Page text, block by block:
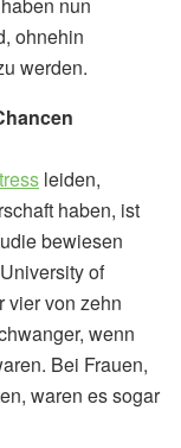
ohnehin
werden.
leiden,
haben, ist
bewiesen
of
vier von zehn
wenn
Bei Frauen,
waren es sogar